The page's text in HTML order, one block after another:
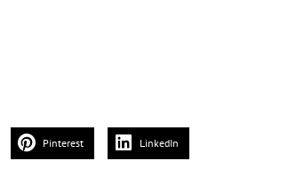
Pinterest LinkedIn